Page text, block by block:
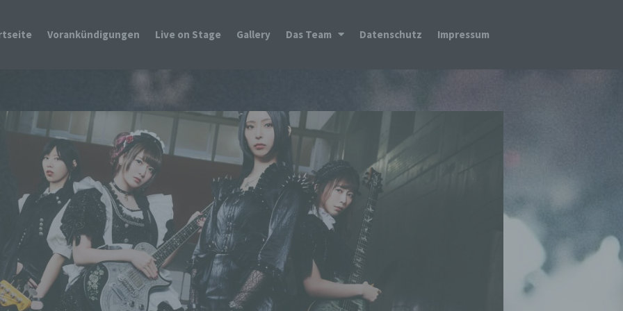
Vorankündigungen Live on Stage Gallery Das Team Datenschutz Impressum